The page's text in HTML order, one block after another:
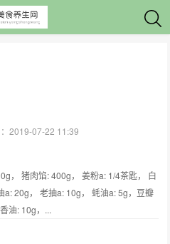
2019-07-22 11:39
， 猪肉馅: 400g， 姜粉a: 1/4茶匙， 白
a: 20g， 老抽a: 10g， 蚝油a: 5g，豆瓣
油: 10g，...